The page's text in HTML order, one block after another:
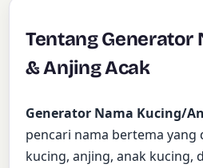
Tentang Generator
& Anjing Acak
Generator Nama Kucing/
pencari nama bertema
kucing, anjing, anak kucing,